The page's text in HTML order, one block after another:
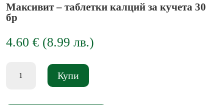
Максивит – таблетки калций за кучета 30
бр
4.60 € (8.99 лв.)
Купи